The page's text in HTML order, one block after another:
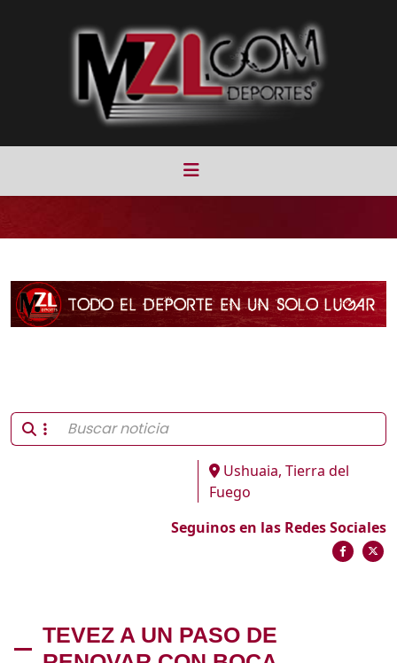
Ushuaia, Tierra del
Fuego
Seguinos en las Redes Sociales
TEVEZ A UN PASO DE